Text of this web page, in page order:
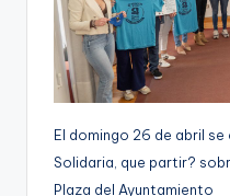
El domingo 26 de abril se
Solidaria, que partir?
Plaza del Ayuntamiento